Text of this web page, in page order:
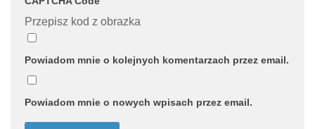
Przepisz kod z obrazka
Powiadom mnie o kolejnych komentarzach przez email.
Powiadom mnie o nowych wpisach przez email.